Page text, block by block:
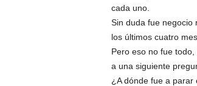
cada uno.
Sin duda fue negocio
los últimos cuatro
Pero eso no fue
a una siguiente
¿A dónde fue a parar